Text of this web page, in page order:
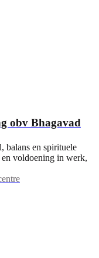
obv Bhagavad
balans en spirituele
voldoening in werk,